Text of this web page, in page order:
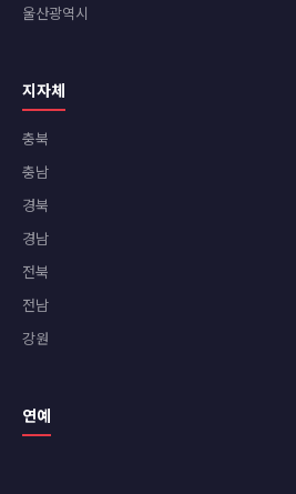
울산광역시
지자체
충북
충남
경북
경남
전북
전남
강원
연예